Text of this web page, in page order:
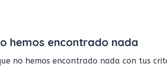
hemos encontrado nada
no hemos encontrado nada con tus